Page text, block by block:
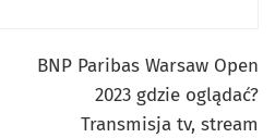
BNP Paribas Warsaw Open
2023 gdzie oglądać?
Transmisja tv, stream